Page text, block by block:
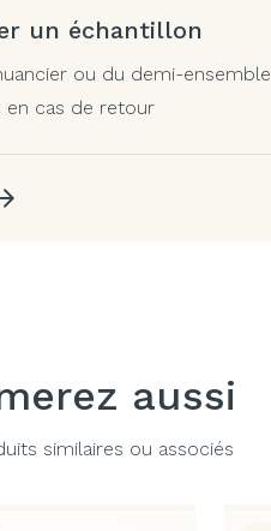
un échantillon
ou du demi-ensemble
en cas de retour
aussi
similaires ou associés